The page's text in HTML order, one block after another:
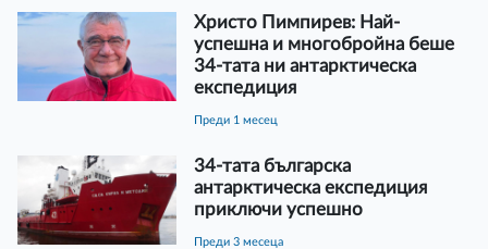
Христо Пимпирев: Най-
успешна и многобройна беше
34-тата ни антарктическа
експедиция
преди 1 месец
34-тата българска
антарктическа експедиция
приключи успешно
преди 3 месеца